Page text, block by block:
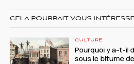
CELA POURRAIT VOUS
CULTURE
Pourquoi y a-t-il
sous le bitume